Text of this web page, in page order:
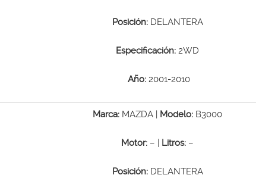
Posición:DELANTERA
Especificación: 2WD
Año:2001-2010
Marca: MAZDA | Modelo: B3000
Motor: – | Litros: –
Posición:DELANTERA